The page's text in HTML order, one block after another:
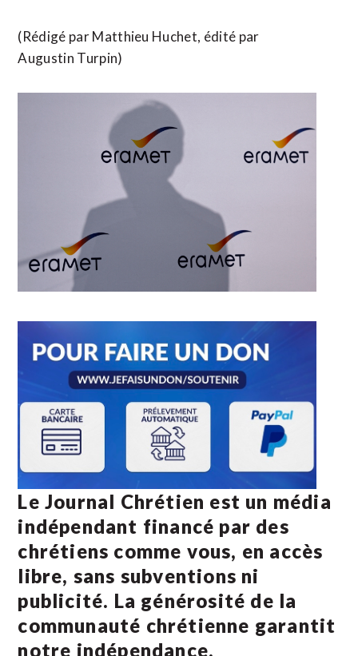
(Rédigé par Matthieu Huchet, édité ​par
Augustin Turpin)
Le Journal Chrétien est un média
indépendant financé par des
chrétiens comme vous, en accès
libre, sans subventions ni
publicité. La générosité de la
communauté chrétienne garantit
notre indépendance.